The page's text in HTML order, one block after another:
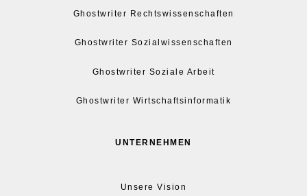
Ghostwriter Rechtswissenschaften
Ghostwriter Sozialwissenschaften
Ghostwriter Soziale Arbeit
Ghostwriter Wirtschaftsinformatik
UNTERNEHMEN
Unsere Vision